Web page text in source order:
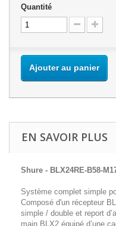
Quantité
Ajouter au panier
EN SAVOIR PLUS
Shure - BLX24RE-B58-
Système complet simple
Composé d'un récepteur
simple / double et report
main BLX2 équipé d’une